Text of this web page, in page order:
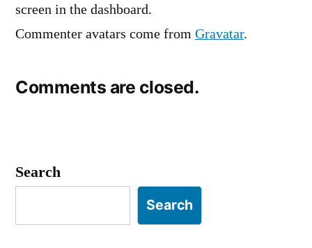
screen in the dashboard.
Commenter avatars come from Gravatar.
Comments are closed.
Search
Search